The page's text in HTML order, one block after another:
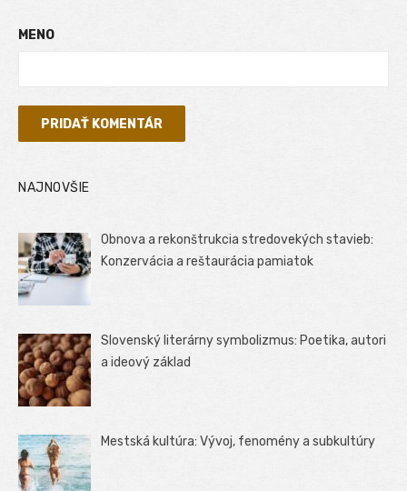
MENO
NAJNOVŠIE
Obnova a rekonštrukcia stredovekých stavieb:
Konzervácia a reštaurácia pamiatok
Slovenský literárny symbolizmus: Poetika, autori
a ideový základ
Mestská kultúra: Vývoj, fenomény a subkultúry